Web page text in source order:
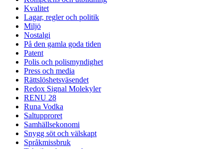
Kvalitet
Lagar, regler och politik
Miljö
Nostalgi
På den gamla goda tiden
Patent
Polis och polismyndighet
Press och media
Rättslöshetsväsendet
Redox Signal Molekyler
RENU 28
Runa Vodka
Saltupproret
Samhällsekonomi
Snygg söt och välskapt
Språkmissbruk